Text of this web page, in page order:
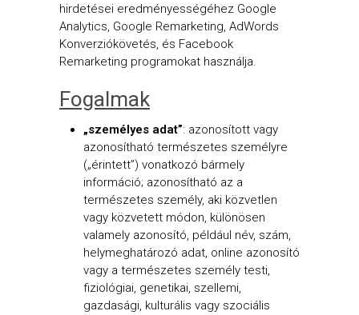
hirdetései eredményességéhez Google
Analytics, Google Remarketing, AdWords
Konverziókövetés, és Facebook
Remarketing programokat használja.
Fogalmak
„személyes adat”: azonosított vagy
azonosítható természetes személyre
(„érintett”) vonatkozó bármely
információ; azonosítható az a
természetes személy, aki közvetlen
vagy közvetett módon, különösen
valamely azonosító, például név, szám,
helymeghatározó adat, online azonosító
vagy a természetes személy testi,
fiziológiai, genetikai, szellemi,
gazdasági, kulturális vagy szociális